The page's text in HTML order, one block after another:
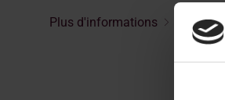
Plus d'informations